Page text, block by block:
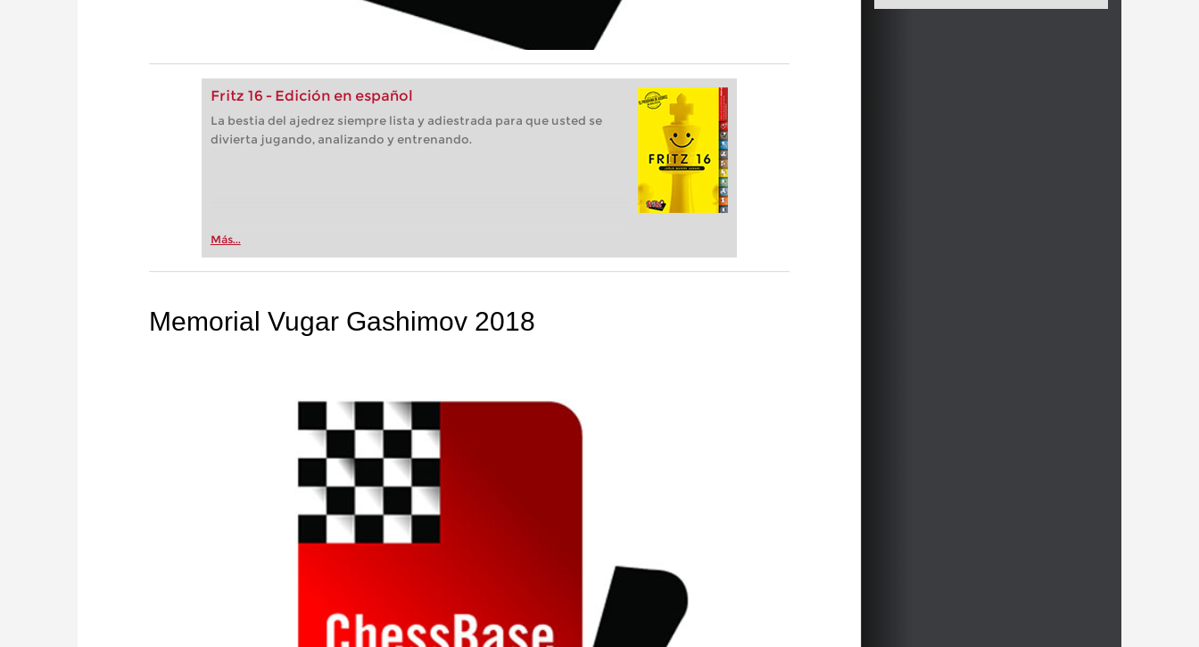
Fritz 16 - Edición en español
La bestia del ajedrez siempre lista y adiestrada para que usted se
divierta jugando, analizando y entrenando.
Más...
Memorial Vugar Gashimov 2018